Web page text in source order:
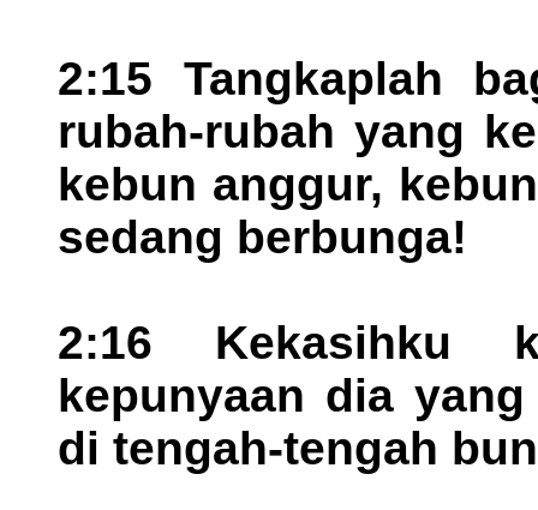
2:15 Tangkaplah
rubah-rubah yang
kebun anggur,
sedang berbunga!
2:16 Kekasihku
kepunyaan dia
di tengah-tengah